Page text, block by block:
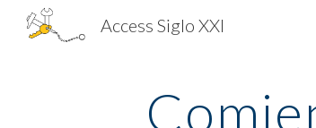
Access Siglo XXI